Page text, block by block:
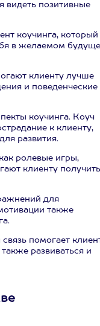
видеть позитивные
коучинга, который
в желаемом
клиенту лучше
и поведенческие
коучинга. Коуч
к клиенту,
развития.
ролевые игры,
клиенту получить
для
также
помогает
развиваться и